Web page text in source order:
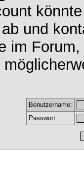
und
im
Benutzername:
Passwort: